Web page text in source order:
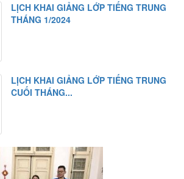
LỊCH KHAI GIẢNG LỚP TIẾNG TRUNG
THÁNG 1/2024
LỊCH KHAI GIẢNG LỚP TIẾNG TRUNG
CUỐI THÁNG...